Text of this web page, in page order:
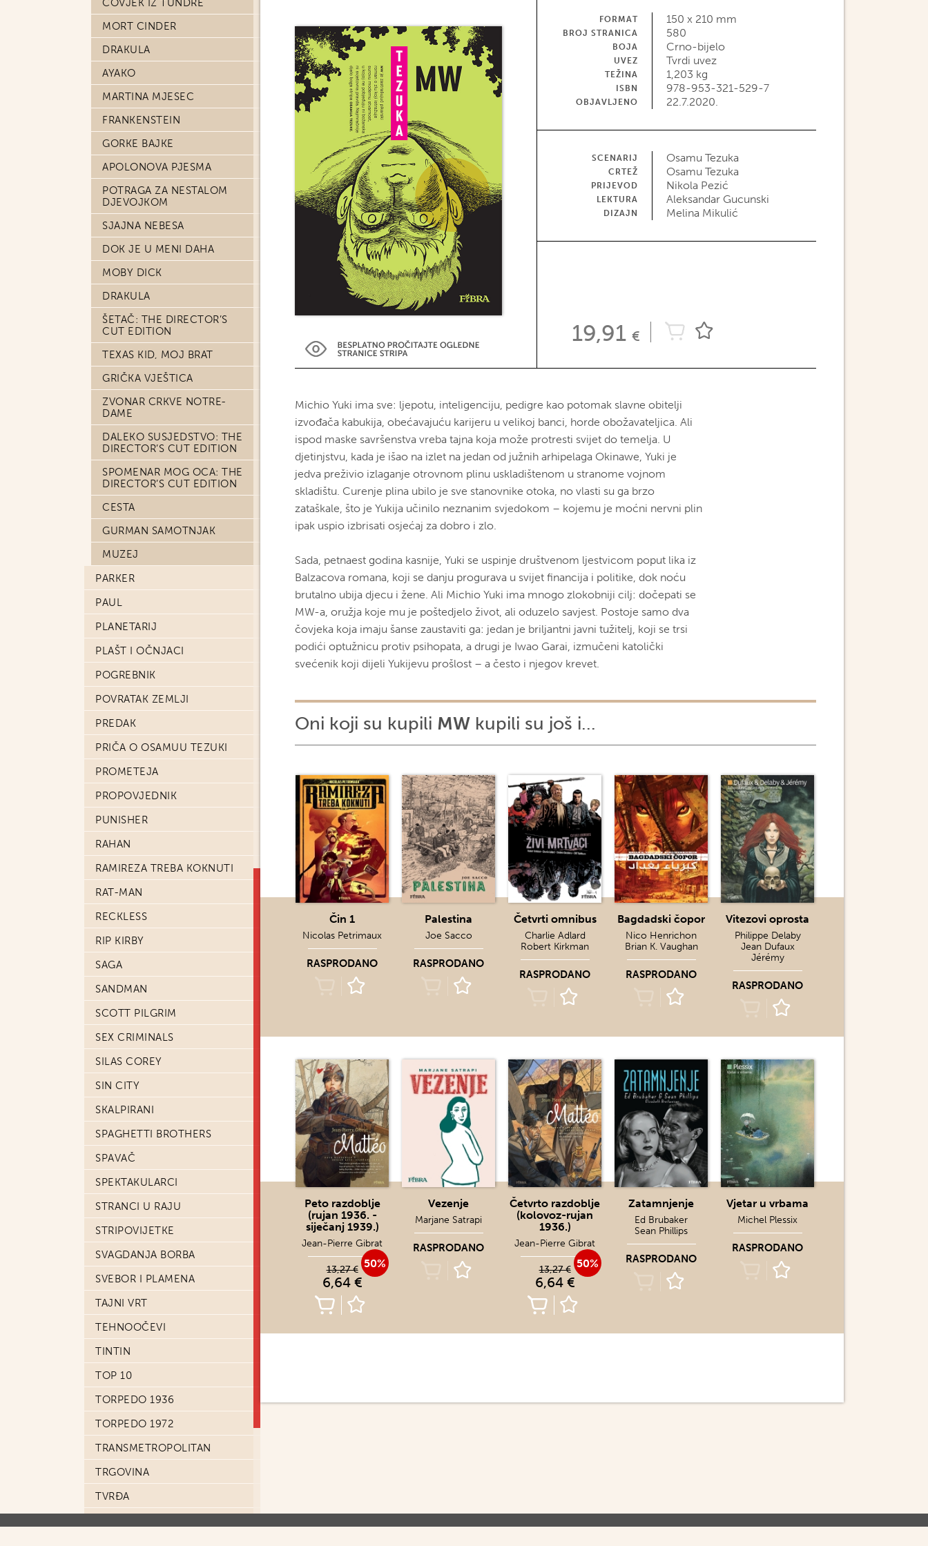
ČOVJEK IZ TUNDRE
MORT CINDER
DRAKULA
AYAKO
MARTINA MJESEC
FRANKENSTEIN
GORKE BAJKE
APOLONOVA PJESMA
POTRAGA ZA NESTALOM
DJEVOJKOM
SJAJNA NEBESA
DOK JE U MENI DAHA
MOBY DICK
DRAKULA
ŠETAČ: THE DIRECTOR’S
CUT EDITION
TEXAS KID, MOJ BRAT
GRIČKA VJEŠTICA
ZVONAR CRKVE NOTRE-
DAME
DALEKO SUSJEDSTVO: THE
DIRECTOR’S CUT EDITION
SPOMENAR MOG OCA: THE
DIRECTOR’S CUT EDITION
CESTA
GURMAN SAMOTNJAK
MUZEJ
PARKER
PAUL
PLANETARIJ
PLAŠT I OČNJACI
POGREBNIK
POVRATAK ZEMLJI
PREDAK
PRIČA O OSAMUU TEZUKI
PROMETEJA
PROPOVJEDNIK
PUNISHER
RAHAN
RAMIREZA TREBA KOKNUTI
RAT-MAN
RECKLESS
RIP KIRBY
SAGA
SANDMAN
SCOTT PILGRIM
SEX CRIMINALS
SILAS COREY
SIN CITY
SKALPIRANI
SPAGHETTI BROTHERS
SPAVAČ
SPEKTAKULARCI
STRANCI U RAJU
STRIPOVIJETKE
SVAGDANJA BORBA
SVEBOR I PLAMENA
TAJNI VRT
TEHNOOČEVI
TINTIN
TOP 10
TORPEDO 1936
TORPEDO 1972
TRANSMETROPOLITAN
TRGOVINA
TVRĐA
FORMAT 150 x 210 mm
BROJ STRANICA 580
BOJA Crno-bijelo
UVEZ Tvrdi uvez
TEŽINA 1,203 kg
ISBN 978-953-321-529-7
OBJAVLJENO 22.7.2020.
SCENARIJ Osamu Tezuka
CRTEŽ Osamu Tezuka
PRIJEVOD Nikola Pezić
LEKTURA Aleksandar Gucunski
DIZAJN Melina Mikulić
19,91 €
Michio Yuki ima sve: ljepotu, inteligenciju, pedigre kao potomak slavne obitelji
izvođača kabukija, obećavajuću karijeru u velikoj banci, horde obožavateljica. Ali
ispod maske savršenstva vreba tajna koja može protresti svijet do temelja. U
djetinjstvu, kada je išao na izlet na jedan od južnih arhipelaga Okinawe, Yuki je
jedva preživio izlaganje otrovnom plinu uskladištenom u stranome vojnom
skladištu. Curenje plina ubilo je sve stanovnike otoka, no vlasti su ga brzo
zataškale, što je Yukija učinilo neznanim svjedokom – kojemu je moćni nervni plin
ipak uspio izbrisati osjećaj za dobro i zlo.
Sada, petnaest godina kasnije, Yuki se uspinje društvenom ljestvicom poput lika iz
Balzacova romana, koji se danju progurava u svijet financija i politike, dok noću
brutalno ubija djecu i žene. Ali Michio Yuki ima mnogo zlokobniji cilj: dočepati se
MW-a, oružja koje mu je poštedjelo život, ali oduzelo savjest. Postoje samo dva
čovjeka koja imaju šanse zaustaviti ga: jedan je briljantni javni tužitelj, koji se trsi
podići optužnicu protiv psihopata, a drugi je Iwao Garai, izmučeni katolički
svećenik koji dijeli Yukijevu prošlost – a često i njegov krevet.
Oni koji su kupili MW kupili su još i...
Čin 1
Nicolas Petrimaux
RASPRODANO
Palestina
Joe Sacco
RASPRODANO
Četvrti omnibus
Charlie Adlard
Robert Kirkman
RASPRODANO
Bagdadski čopor
Nico Henrichon
Brian K. Vaughan
RASPRODANO
Vitezovi oprosta
Philippe Delaby
Jean Dufaux
Jérémy
RASPRODANO
Peto razdoblje
(rujan 1936. -
siječanj 1939.)
Jean-Pierre Gibrat
50%
13,27 €
6,64 €
Vezenje
Marjane Satrapi
RASPRODANO
Četvrto razdoblje
(kolovoz-rujan
1936.)
Jean-Pierre Gibrat
50%
13,27 €
6,64 €
Zatamnjenje
Ed Brubaker
Sean Phillips
RASPRODANO
Vjetar u vrbama
Michel Plessix
RASPRODANO